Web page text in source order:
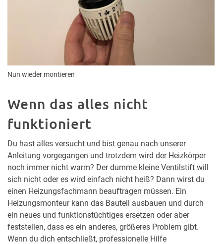
Nun wieder montieren
Wenn das alles nicht
funktioniert
Du hast alles versucht und bist genau nach unserer
Anleitung vorgegangen und trotzdem wird der Heizkörper
noch immer nicht warm? Der dumme kleine Ventilstift will
sich nicht oder es wird einfach nicht heiß? Dann wirst du
einen Heizungsfachmann beauftragen müssen. Ein
Heizungsmonteur kann das Bauteil ausbauen und durch
ein neues und funktionstüchtiges ersetzen oder aber
feststellen, dass es ein anderes, größeres Problem gibt.
Wenn du dich entschließt, professionelle Hilfe